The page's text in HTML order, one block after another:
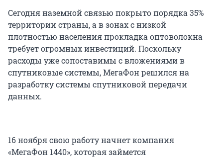
Сегодня наземной связью покрыто порядка 35%
территории страны, а в зонах с низкой
плотностью населения прокладка оптоволокна
требует огромных инвестиций. Поскольку
расходы уже сопоставимы с вложениями в
спутниковые системы, МегаФон решился на
разработку системы спутниковой передачи
данных.
16 ноября свою работу начнет компания
«МегаФон 1440», которая займется